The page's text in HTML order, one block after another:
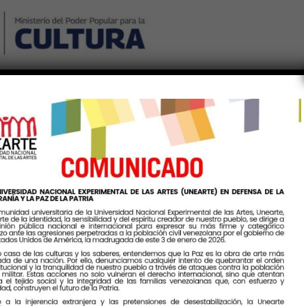
Ingreso
Autor:Marieli Vargas